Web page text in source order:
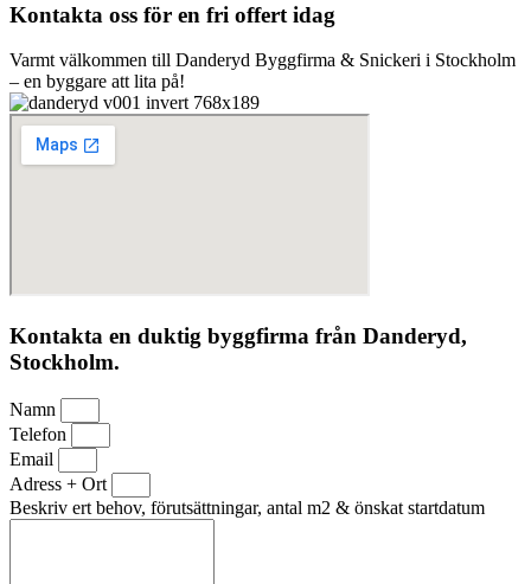
Kontakta oss för en fri offert idag
Varmt välkommen till Danderyd Byggfirma & Snickeri i Stockholm
– en byggare att lita på!
Kontakta en duktig byggfirma från Danderyd,
Stockholm.
Namn
Telefon
Email
Adress + Ort
Beskriv ert behov, förutsättningar, antal m2 & önskat startdatum